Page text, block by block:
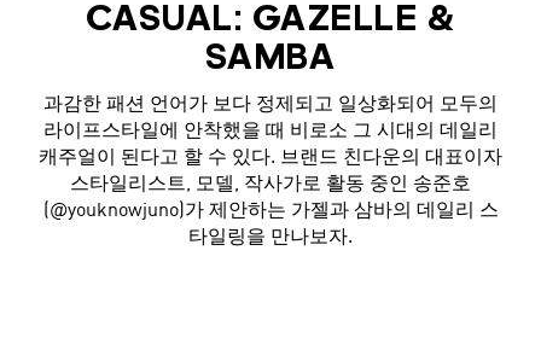
CASUAL: GAZELLE &
SAMBA
과감한 패션 언어가 보다 정제되고 일상화되어 모두의
라이프스타일에 안착했을 때 비로소 그 시대의 데일리
캐주얼이 된다고 할 수 있다. 브랜드 친다운의 대표이자
스타일리스트, 모델, 작사가로 활동 중인 송준호
(@youknowjuno)가 제안하는 가젤과 삼바의 데일리 스
타일링을 만나보자.